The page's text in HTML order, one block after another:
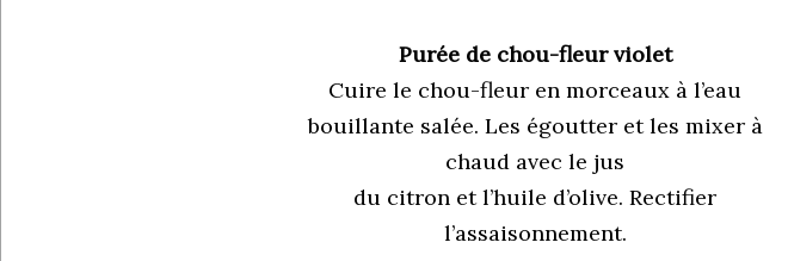
Purée de chou-fleur violet
Cuire le chou-fleur en morceaux à l’eau
bouillante salée. Les égoutter et les mixer à
chaud avec le jus
du citron et l’huile d’olive. Rectifier
l’assaisonnement.